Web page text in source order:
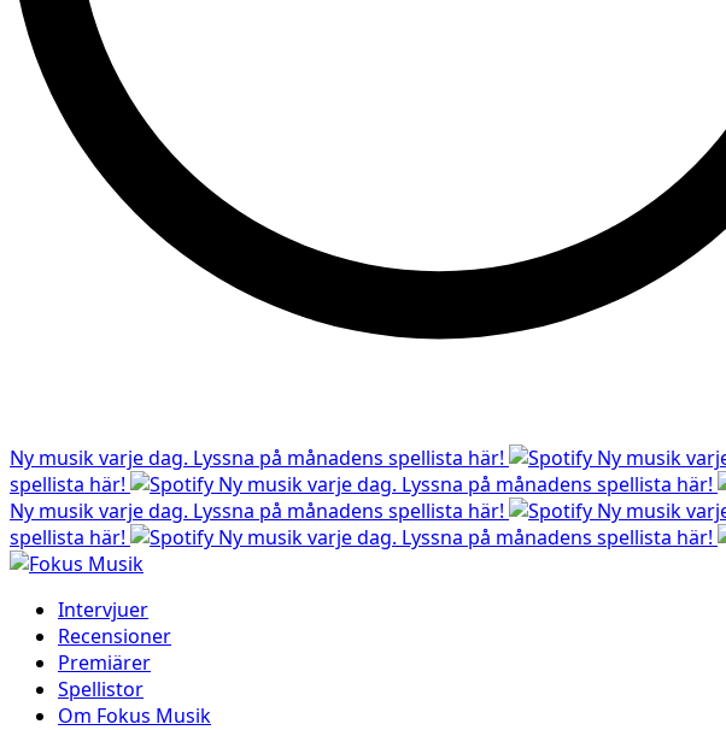
Ny musik varje dag. Lyssna på månadens spellista här! Ny musik
spellista här!
Ny musik varje dag. Lyssna på månadens spellista här!
Ny musik varje dag. Lyssna på månadens spellista här!
Ny musik
spellista här!
Ny musik varje dag. Lyssna på månadens spellista här!
Intervjuer
Recensioner
Premiärer
Spellistor
Om Fokus Musik